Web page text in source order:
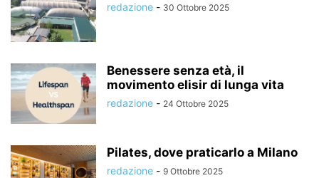
redazione - 30 Ottobre 2025
Benessere senza età, il
movimento elisir di lunga vita
redazione - 24 Ottobre 2025
Pilates, dove praticarlo a Milano
redazione - 9 Ottobre 2025